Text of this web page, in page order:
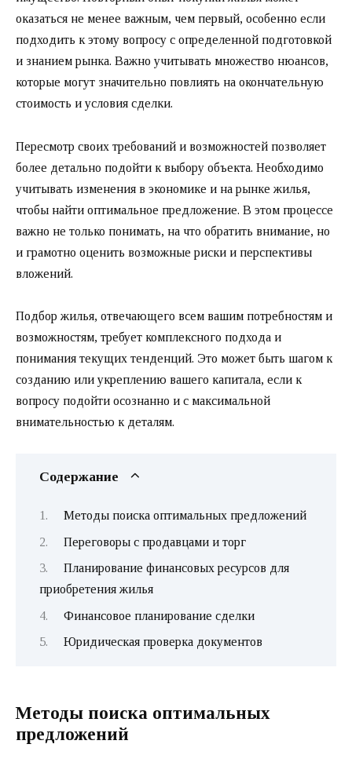
оказаться не менее важным, чем первый, особенно если
подходить к этому вопросу с определенной подготовкой
и знанием рынка. Важно учитывать множество нюансов,
которые могут значительно повлиять на окончательную
стоимость и условия сделки.
Пересмотр своих требований и возможностей позволяет
более детально подойти к выбору объекта. Необходимо
учитывать изменения в экономике и на рынке жилья,
чтобы найти оптимальное предложение. В этом процессе
важно не только понимать, на что обратить внимание, но
и грамотно оценить возможные риски и перспективы
вложений.
Подбор жилья, отвечающего всем вашим потребностям и
возможностям, требует комплексного подхода и
понимания текущих тенденций. Это может быть шагом к
созданию или укреплению вашего капитала, если к
вопросу подойти осознанно и с максимальной
внимательностью к деталям.
Содержание
Методы поиска оптимальных предложений
Переговоры с продавцами и торг
Планирование финансовых ресурсов для
приобретения жилья
Финансовое планирование сделки
Юридическая проверка документов
Методы поиска оптимальных
предложений